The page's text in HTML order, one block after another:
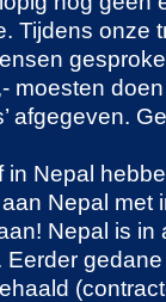
Tijdens onze
moesten
afgegeven.
in Nepal
Nepal
Nepal is
Eerder